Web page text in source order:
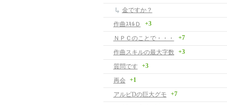
金ですか？
作曲ｽｷﾙＤ
+3
ＮＰＣのことで・・・ +7
作曲スキルの最大字数 +3
質問です +3
再会 +1
アルビDの巨大グモ +7